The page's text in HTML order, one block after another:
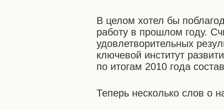
В целом хотел бы
работу в прошлом году.
удовлетворительных
ключевой институт
по итогам 2010 года
Теперь несколько слов о